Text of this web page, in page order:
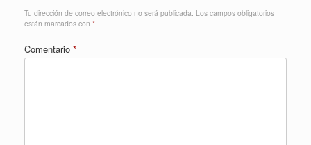
Tu dirección de correo electrónico no será publicada. Los campos obligatorios
están marcados con *
Comentario *